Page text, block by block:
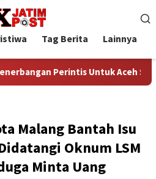
Tag Berita Lainnya
Perintis Untuk Aceh Singkil,
Malang Bantah Isu
Oknum LSM
Minta Uang